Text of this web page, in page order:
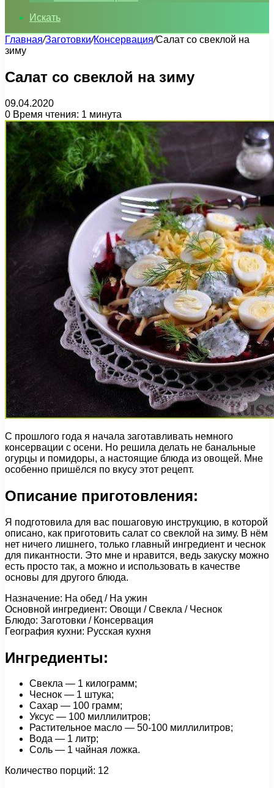
Искать
Главная/Заготовки/Консервация/Салат со свеклой на
зиму
Салат со свеклой на зиму
09.04.2020
0 Время чтения: 1 минута
С прошлого года я начала заготавливать немного
консервации с осени. Но решила делать не банальные
огурцы и помидоры, а настоящие блюда из овощей. Мне
особенно пришёлся по вкусу этот рецепт.
Описание приготовления:
Я подготовила для вас пошаговую инструкцию, в которой
описано, как приготовить салат со свеклой на зиму. В нём
нет ничего лишнего, только главный ингредиент и чеснок
для пикантности. Это мне и нравится, ведь закуску можно
есть просто так, а можно и использовать в качестве
основы для другого блюда.
Назначение: На обед / На ужин
Основной ингредиент: Овощи / Свекла / Чеснок
Блюдо: Заготовки / Консервация
География кухни: Русская кухня
Ингредиенты:
Свекла — 1 килограмм;
Чеснок — 1 штука;
Сахар — 100 грамм;
Уксус — 100 миллилитров;
Растительное масло — 50-100 миллилитров;
Вода — 1 литр;
Соль — 1 чайная ложка.
Количество порций: 12